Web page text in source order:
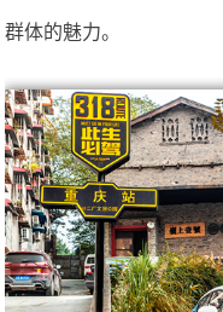
群体的魅力。